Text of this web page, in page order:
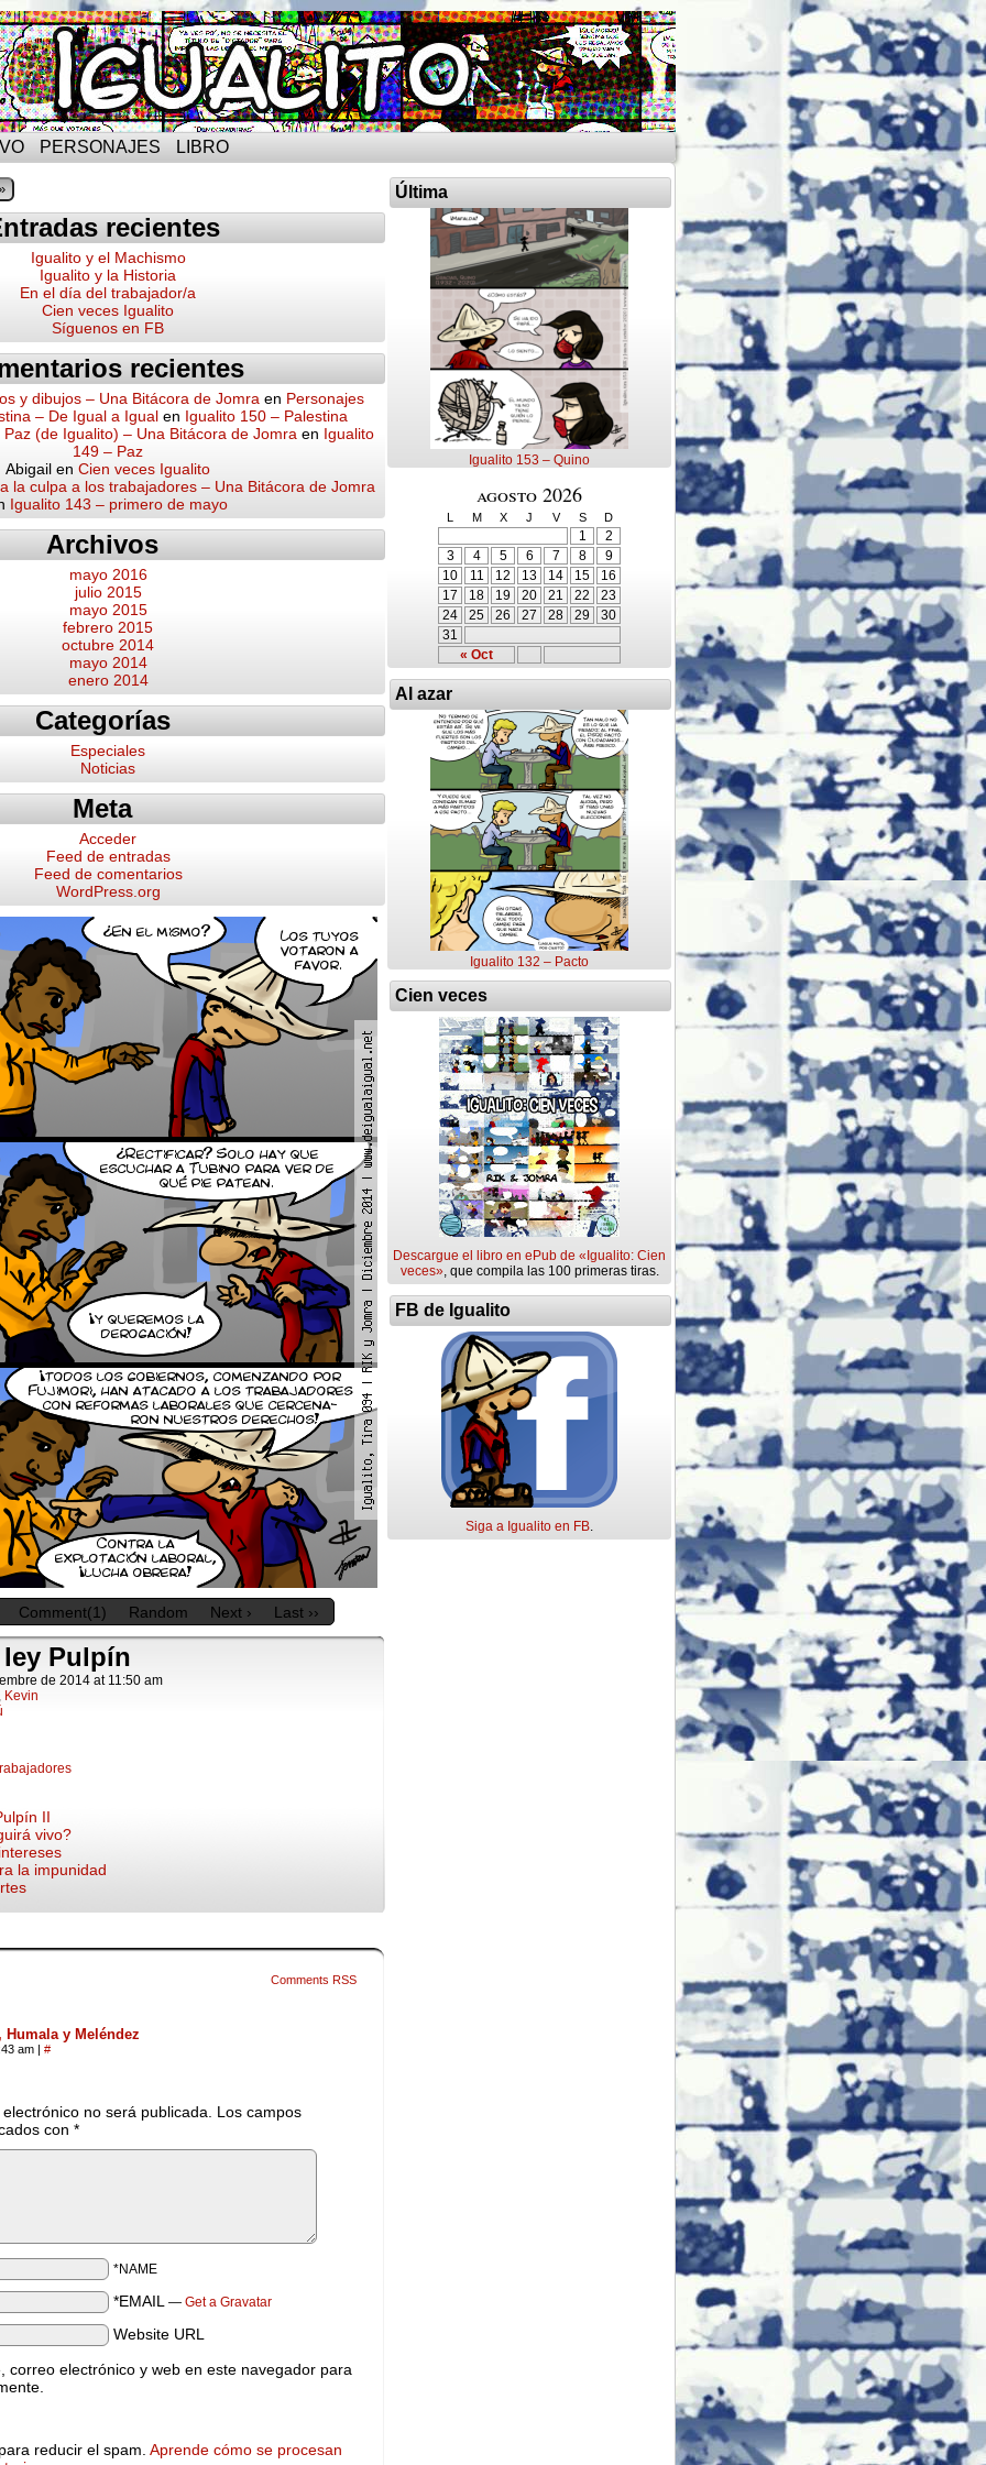
PERSONAJES LIBRO
recientes
Igualito y el Machismo
Igualito y la Historia
En el día del trabajador/a
Cien veces Igualito
Síguenos en FB
recientes
y dibujos – Una Bitácora de Jomra en Personajes
– De Igual a Igual en Igualito 150 – Palestina
(de Igualito) – Una Bitácora de Jomra en Igualito
149 – Paz
Abigail en Cien veces Igualito
la culpa a los trabajadores – Una Bitácora de Jomra
Igualito 143 – primero de mayo
Archivos
mayo 2016
julio 2015
mayo 2015
febrero 2015
octubre 2014
mayo 2014
enero 2014
Categorías
Especiales
Noticias
Meta
Acceder
Feed de entradas
Feed de comentarios
WordPress.org
Comment(1) Random Next › Last ››
Pulpín
de 2014 at 11:50 am
Kevin
II
vivo?
la impunidad
Comments RSS
y Meléndez
am | #
no será publicada.
Los campos
con *
*NAME
*EMAIL — Get a Gravatar
Website URL
correo electrónico y web en este navegador para
reducir el spam. Aprende cómo se procesan
Última
Igualito 153 – Quino
agosto 2026
L M X J V S D
« Oct
1
2
3
4 5 6 7 8
9
10
11 12 13 14 15
16
17
18 19 20 21 22
23
24
25 26 27 28 29
30
31
Al azar
Igualito 132 – Pacto
Cien veces
Descargue el libro en ePub de «Igualito: Cien
veces», que compila las 100 primeras tiras.
FB de Igualito
Siga a Igualito en FB.